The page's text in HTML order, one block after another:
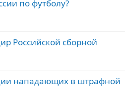
по футболу?
Российской сборной
нападающих в штрафной